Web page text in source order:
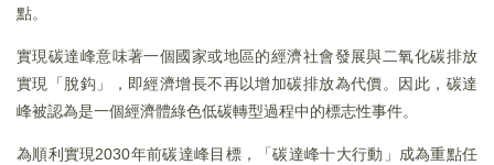
點。
實現碳達峰意味著一個國家或地區的經濟社會發展與二氧化碳排放
實現「脫鈎」，即經濟增長不再以增加碳排放為代價。因此，碳達
峰被認為是一個經濟體綠色低碳轉型過程中的標志性事件。
為順利實現2030年前碳達峰目標，「碳達峰十大行動」成為重點任